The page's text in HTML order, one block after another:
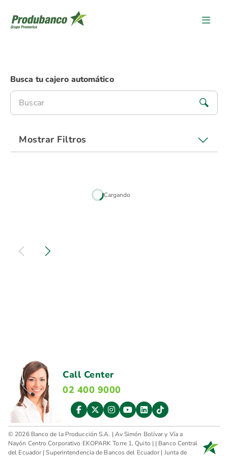
Busca tu cajero automático
Mostrar Filtros
Cargando
Call Center
02 400 9000
© 2026 Banco de la Producción S.A. | Av Simón Bolívar y Vía a
Nayón Centro Corporativo EKOPARK Torre 1, Quito | | Banco Central
del Ecuador |Superintendencia de Bancos del Ecuador | Junta de